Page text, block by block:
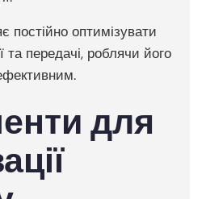
постійно оптимізувати
та передачі, роблячи його
для